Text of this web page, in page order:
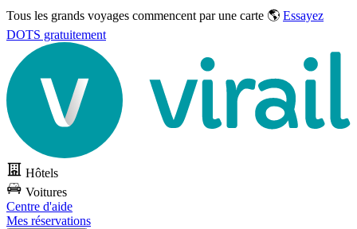
Tous les grands voyages commencent par une carte 🌎 Essayez
DOTS gratuitement
Hôtels
Voitures
Centre d'aide
Mes réservations